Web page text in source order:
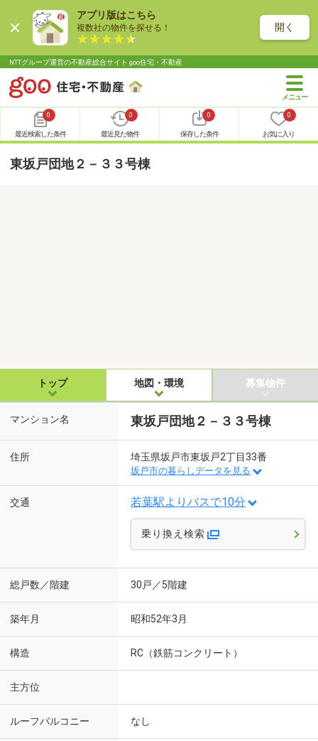
アプリ版はこちら
複数社の物件を探せる！ 開く
NTTグループ運営の不動産総合サイト goo住宅・不動産
0
最近検索した条件
0
最近見た物件
0
保存した条件
0
お気に入り
東坂戸団地２－３３号棟
トップ 地図・環境 募集物件
マンション名 東坂戸団地２－３３号棟
住所 埼玉県坂戸市東坂戸2丁目33番
坂戸市の暮らしデータを見る
交通 若葉駅よりバスで10分
乗り換え検索
総戸数／階建 30戸／5階建
築年月 昭和52年3月
構造 RC（鉄筋コンクリート）
主方位
ルーフバルコニー なし